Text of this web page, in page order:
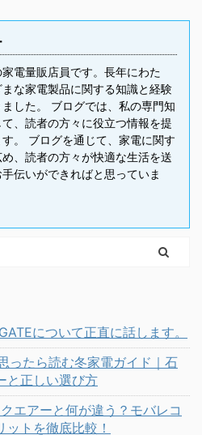
電量販店員です。長年にわた
まな家電製品に関する知識と経験
した。 ブログでは、私の専門知
、読者の方々に役立つ情報を提
。 ブログを通じて、家電に関す
、読者の方々が快適な生活を送
伝いができればと思っていま
について正直に話します。
ったら読む冬家電ガイド｜石
と正しい選び方
エアーと何が違う？モバレコ
トを徹底比較！